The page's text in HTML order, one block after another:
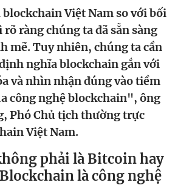
Tin 360
Magazine
Bạn cần biết
Liên hệ quảng cáo
Việt Nam so với bối
ràng chúng ta đã sẵn sàng
mẽ. Tuy nhiên, chúng ta cần
nghĩa blockchain gắn với
và nhìn nhận đúng vào tiềm
công nghệ blockchain", ông
Phó Chủ tịch thường trực
Việt Nam.
phải là Bitcoin hay
là công nghệ